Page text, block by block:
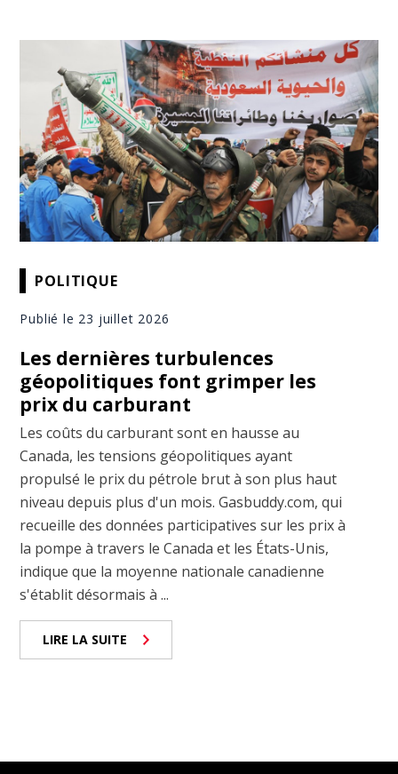
POLITIQUE
Publié le 23 juillet 2026
Les dernières turbulences
géopolitiques font grimper les
prix du carburant
Les coûts du carburant sont en hausse au
Canada, les tensions géopolitiques ayant
propulsé le prix du pétrole brut à son plus haut
niveau depuis plus d'un mois. Gasbuddy.com, qui
recueille des données participatives sur les prix à
la pompe à travers le Canada et les États-Unis,
indique que la moyenne nationale canadienne
s'établit désormais à ...
LIRE LA SUITE